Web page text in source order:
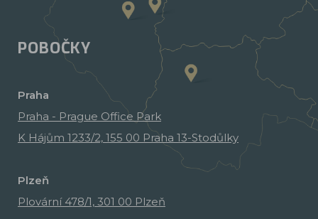
POBOČKY
Praha
Praha - Prague Office Park
K Hájům 1233/2, 155 00 Praha 13-Stodůlky
Plzeň
Plovární 478/1, 301 00 Plzeň